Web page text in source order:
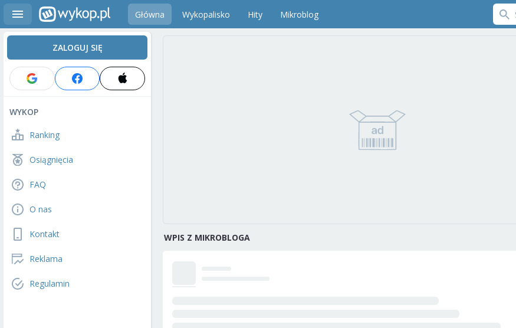
Główna Wykopalisko Hity Mikroblog
ZALOGUJ SIĘ
WYKOP
Ranking
Osiągnięcia
FAQ
O nas
Kontakt
Reklama
Regulamin
WPIS Z MIKROBLOGA